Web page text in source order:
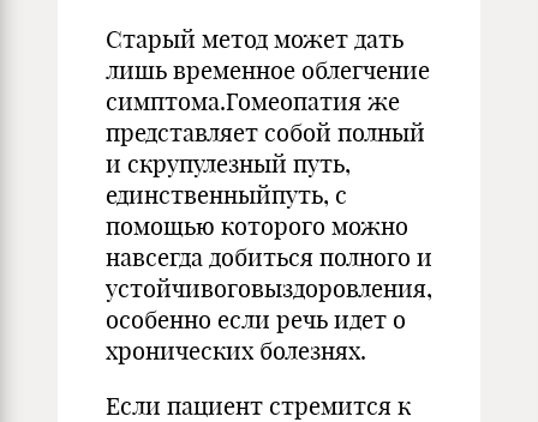
Старый метод может дать
лишь временное облегчение
сим­птома.Гомеопатия же
представляет собой полный
и скрупулез­ный путь,
единственныйпуть, с
помощью которого можно
на­всегда добиться полного и
устойчивоговыздоровления,
особенно если речь идет о
хро­нических болезнях.
Если пациент стремится к